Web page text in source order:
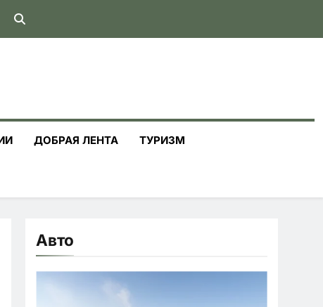
ДОБРАЯ ЛЕНТА ТУРИЗМ
Авто